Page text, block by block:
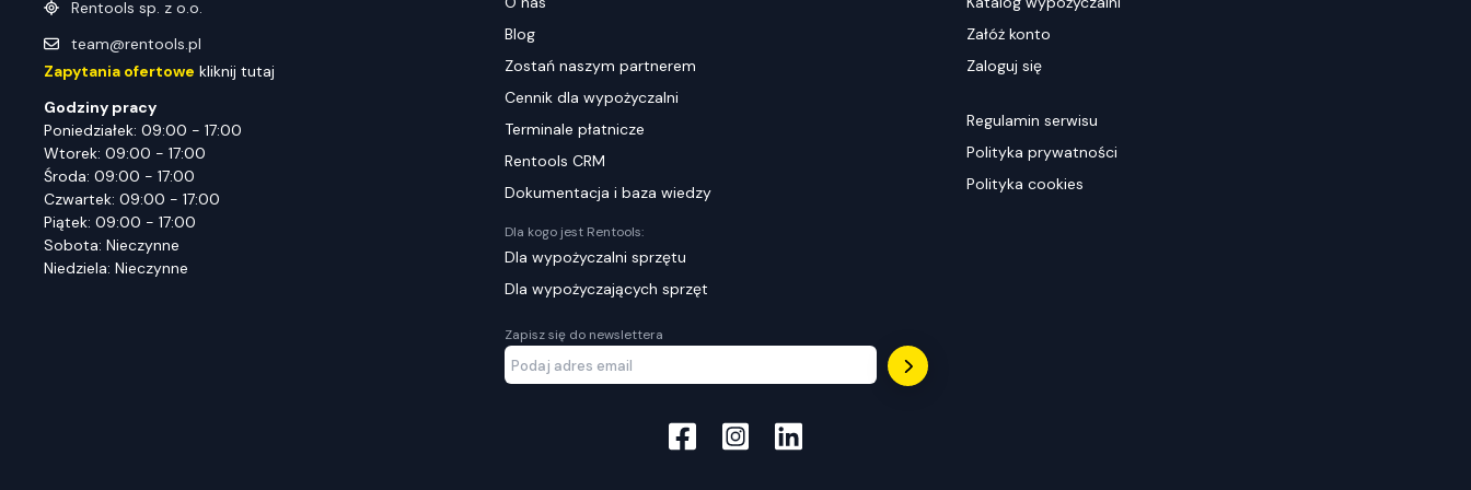
Rentools sp. z o.o.
team@rentools.pl
Zapytania ofertowe kliknij tutaj
Godziny pracy
Poniedziałek: 09:00 - 17:00
Wtorek: 09:00 - 17:00
Środa: 09:00 - 17:00
Czwartek: 09:00 - 17:00
Piątek: 09:00 - 17:00
Sobota: Nieczynne
Niedziela: Nieczynne
Blog
Zostań naszym partnerem
Cennik dla wypożyczalni
Terminale płatnicze
Rentools CRM
Dokumentacja i baza wiedzy
Dla kogo jest Rentools:
Dla wypożyczalni sprzętu
Dla wypożyczających sprzęt
Zapisz się do newslettera
Załóż konto
Zaloguj się
Regulamin serwisu
Polityka prywatności
Polityka cookies